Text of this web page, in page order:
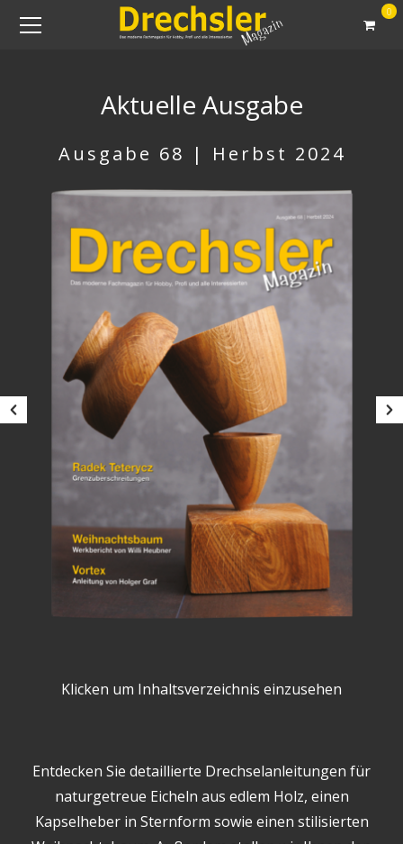
0
Aktuelle Ausgabe
Ausgabe 68 | Herbst 2024
Klicken um Inhaltsverzeichnis einzusehen
Entdecken Sie detaillierte Drechselanleitungen für
naturgetreue Eicheln aus edlem Holz, einen
Kapselheber in Sternform sowie einen stilisierten